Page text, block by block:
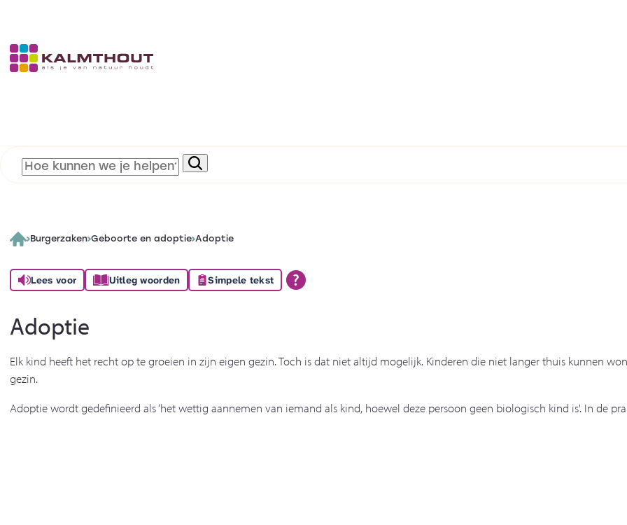
Burgerzaken Geboorte en adoptie Adoptie
Lees voor Uitleg woorden Simpele tekst
Adoptie
Elk kind heeft het recht op te groeien in zijn eigen gezin. Toch is dat niet altijd mogelijk. Kinderen die niet langer thuis kunnen
gezin.
Adoptie wordt gedefinieerd als ‘het wettig aannemen van iemand als kind, hoewel deze persoon geen biologisch kind is'. In de